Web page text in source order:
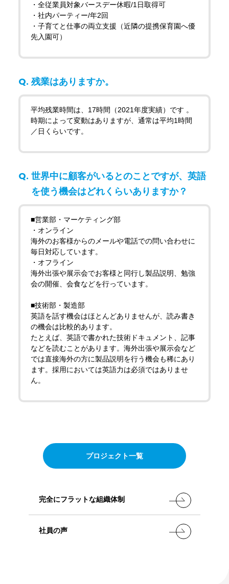
・全従業員対象バースデー休暇/1日取得可
・社内パーティー/年2回
・子育てと仕事の両立支援（近隣の提携保育園へ優
先入園可）
残業はありますか。
平均残業時間は、17時間（2021年度実績）です 。
時期によって変動はありますが、通常は平均1時間
／日くらいです。
世界中に顧客がいるとのことですが、英語
を使う機会はどれくらいありますか？
■営業部・マーケティング部
・オンライン
海外のお客様からのメールや電話での問い合わせに
毎日対応しています。
・オフライン
海外出張や展示会でお客様と同行し製品説明、勉強
会の開催、会食などを行っています。
■技術部・製造部
英語を話す機会はほとんどありませんが、読み書き
の機会は比較的あります。
たとえば、英語で書かれた技術ドキュメント、記事
などを読むことがあります。海外出張や展示会など
では直接海外の方に製品説明を行う機会も稀にあり
ます。採用においては英語力は必須ではありませ
ん。
プロジェクト一覧
完全にフラットな組織体制
社員の声